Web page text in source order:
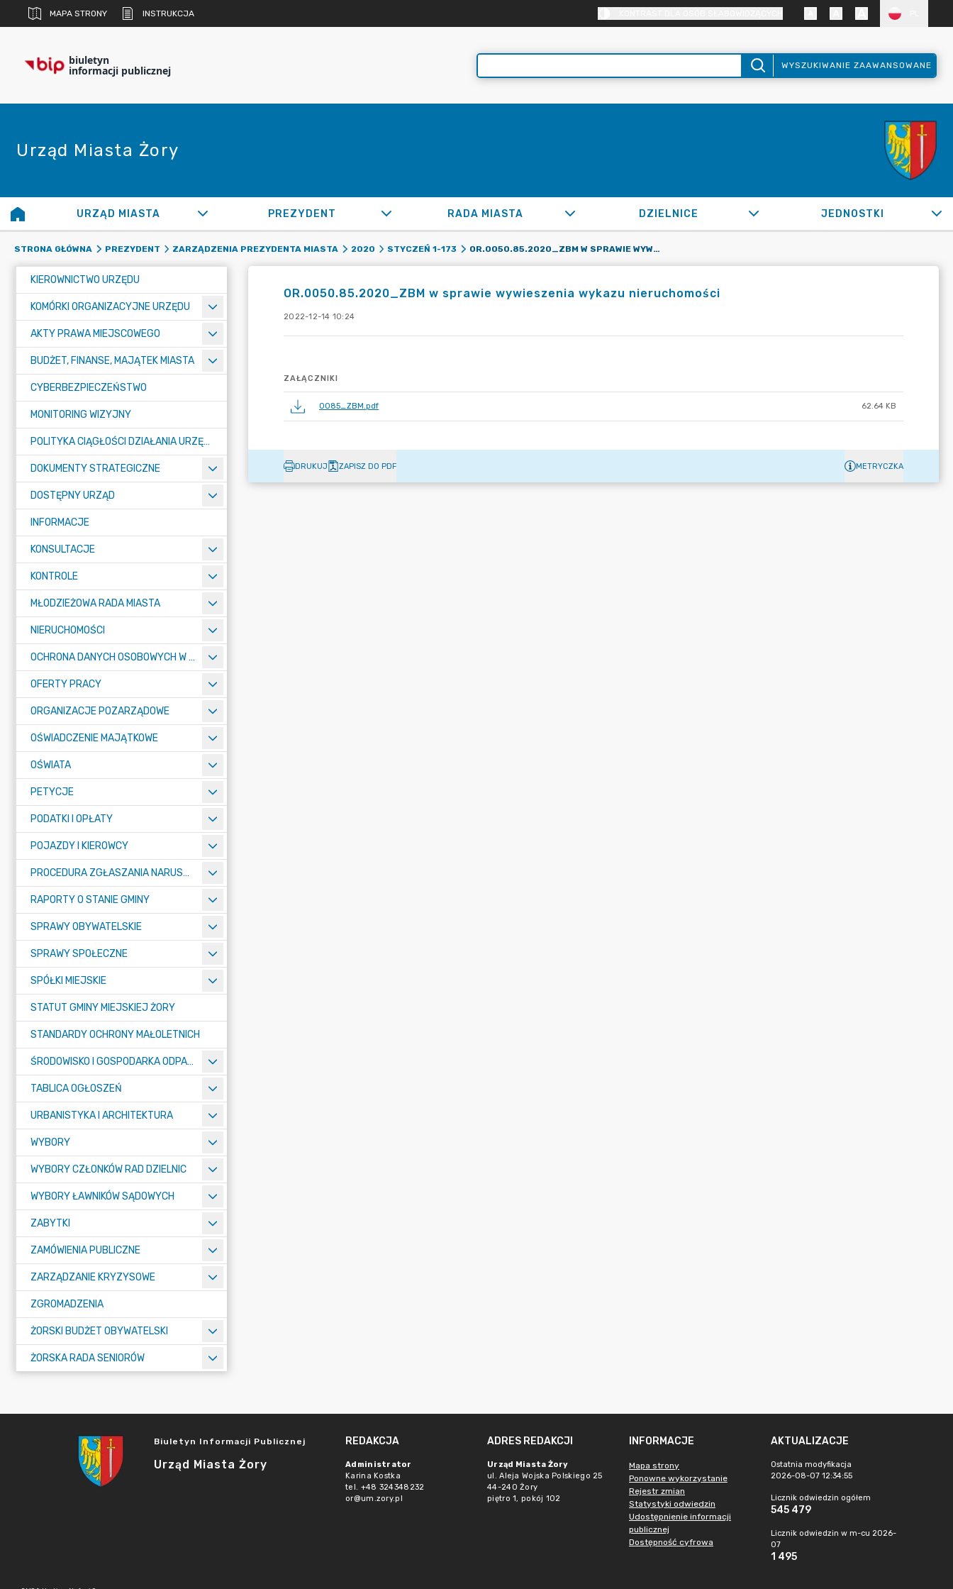
MAPA STRONY INSTRUKCJA
biuletyn
informacji publicznej WYSZUKIWANIE ZAAWANSOWANE
Urząd Miasta Żory
URZĄD MIASTA PREZYDENT RADA MIASTA DZIELNICE JEDNOSTKI
STRONA GŁÓWNA PREZYDENT ZARZĄDZENIA PREZYDENTA MIASTA 2020 STYCZEŃ 1-173 OR.0050.85.2020_ZBM W SPRAWIE WYWIESZENIA WYKAZU NIERUCHOMOŚCI
KIEROWNICTWO URZĘDU
KOMÓRKI ORGANIZACYJNE URZĘDU
AKTY PRAWA MIEJSCOWEGO
BUDŻET, FINANSE, MAJĄTEK MIASTA
CYBERBEZPIECZEŃSTWO
MONITORING WIZYJNY
POLITYKA CIĄGŁOŚCI DZIAŁANIA URZĘDU MIASTA ŻORY
DOKUMENTY STRATEGICZNE
DOSTĘPNY URZĄD
INFORMACJE
KONSULTACJE
KONTROLE
MŁODZIEŻOWA RADA MIASTA
NIERUCHOMOŚCI
OCHRONA DANYCH OSOBOWYCH W URZĘDZIE MIASTA ŻORY - RODO
OFERTY PRACY
ORGANIZACJE POZARZĄDOWE
OŚWIADCZENIE MAJĄTKOWE
OŚWIATA
PETYCJE
PODATKI I OPŁATY
POJAZDY I KIEROWCY
PROCEDURA ZGŁASZANIA NARUSZEŃ PRAWA
RAPORTY O STANIE GMINY
SPRAWY OBYWATELSKIE
SPRAWY SPOŁECZNE
SPÓŁKI MIEJSKIE
STATUT GMINY MIEJSKIEJ ŻORY
STANDARDY OCHRONY MAŁOLETNICH
ŚRODOWISKO I GOSPODARKA ODPADAMI
TABLICA OGŁOSZEŃ
URBANISTYKA I ARCHITEKTURA
WYBORY
WYBORY CZŁONKÓW RAD DZIELNIC
WYBORY ŁAWNIKÓW SĄDOWYCH
ZABYTKI
ZAMÓWIENIA PUBLICZNE
ZARZĄDZANIE KRYZYSOWE
ZGROMADZENIA
ŻORSKI BUDŻET OBYWATELSKI
ŻORSKA RADA SENIORÓW
OR.0050.85.2020_ZBM w sprawie wywieszenia wykazu nieruchomości
2022-12-14 10:24
ZAŁĄCZNIKI
0085_ZBM.pdf 62.64 KB
DRUKUJ ZAPISZ DO PDF METRYCZKA
Biuletyn Informacji Publicznej
Urząd Miasta Żory
REDAKCJA
Administrator
Karina Kostka
tel. +48 324348232
or@um.zory.pl
ADRES REDAKCJI
Urząd Miasta Żory
ul. Aleja Wojska Polskiego 25
44-240 Żory
piętro 1, pokój 102
INFORMACJE
Mapa strony
Ponowne wykorzystanie
Rejestr zmian
Statystyki odwiedzin
Udostępnienie informacji
publicznej
Dostępność cyfrowa
AKTUALIZACJE
Ostatnia modyfikacja
2026-08-07 12:34:55
Licznik odwiedzin ogółem
545 479
Licznik odwiedzin w m-cu 2026-
07
1 495